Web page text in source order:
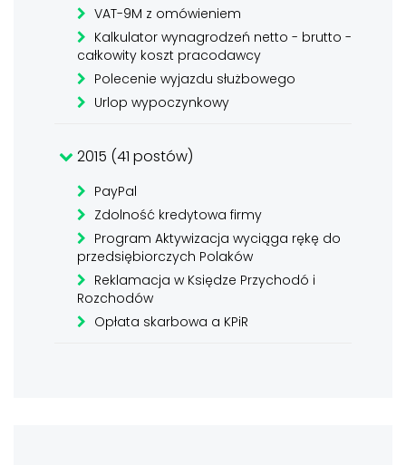
VAT-9M z omówieniem
Kalkulator wynagrodzeń netto - brutto -
całkowity koszt pracodawcy
Polecenie wyjazdu służbowego
Urlop wypoczynkowy
2015 (41 postów)
PayPal
Zdolność kredytowa firmy
Program Aktywizacja wyciąga rękę do
przedsiębiorczych Polaków
Reklamacja w Księdze Przychodó i
Rozchodów
Opłata skarbowa a KPiR